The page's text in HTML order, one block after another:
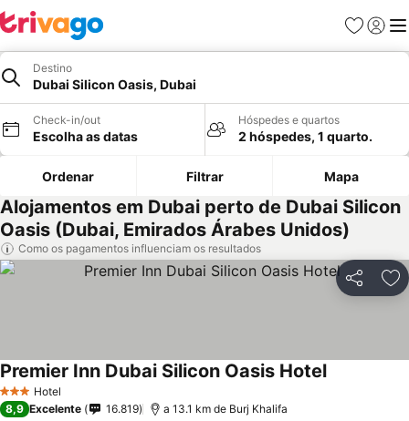
Favoritos
Iniciar
Destino
Dubai Silicon Oasis, Dubai
Check-in/out
Escolha as datas
Hóspedes e quartos
2 hóspedes, 1 quarto.
Ordenar Filtrar Mapa
Alojamentos em Dubai perto de Dubai Silicon
Oasis (Dubai, Emirados Árabes Unidos)
Como os pagamentos influenciam os resultados
Partilhar
3 EstrelasHotel
Premier Inn Dubai Silicon Oasis HotelVer preços
8,9 Excelente 16.819 a 13.1 km de Burj Khalifa